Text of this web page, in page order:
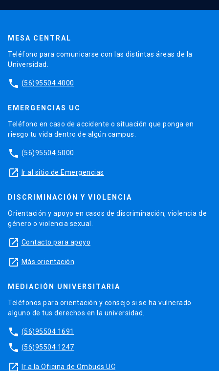
MESA CENTRAL
Teléfono para comunicarse con las distintas áreas de la
Universidad.
phone (56)95504 4000
EMERGENCIAS UC
Teléfono en caso de accidente o situación que ponga en
riesgo tu vida dentro de algún campus.
phone (56)95504 5000
launch Ir al sitio de Emergencias
DISCRIMINACIÓN Y VIOLENCIA
Orientación y apoyo en casos de discriminación, violencia de
género o violencia sexual.
launch Contacto para apoyo
launch Más orientación
MEDIACIÓN UNIVERSITARIA
Teléfonos para orientación y consejo si se ha vulnerado
alguno de tus derechos en la universidad.
phone (56)95504 1691
phone (56)95504 1247
launch Ir a la Oficina de Ombuds UC